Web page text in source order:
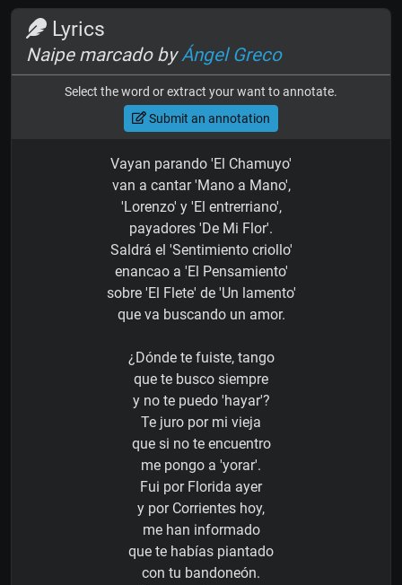
Lyrics
Naipe marcado byÁngel Greco
Select the word or extract your want to annotate.
Submit an annotation
Vayan parando 'El Chamuyo'
van a cantar 'Mano a Mano',
'Lorenzo' y 'El entrerriano',
payadores 'De Mi Flor'.
Saldrá el 'Sentimiento criollo'
enancao a 'El Pensamiento'
sobre 'El Flete' de 'Un lamento'
que va buscando un amor.
¿Dónde te fuiste, tango
que te busco siempre
y no te puedo 'hayar'?
Te juro por mi vieja
que si no te encuentro
me pongo a 'yorar'.
Fui por Florida ayer
y por Corrientes hoy,
me han informado
que te habías piantado
con tu bandoneón.